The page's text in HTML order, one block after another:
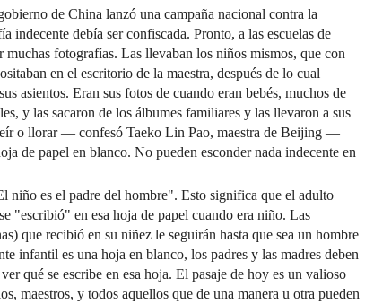
de China lanzó una campaña nacional contra la
indecente debía ser confiscada. Pronto, a las escuelas de
fotografías. Las llevaban los niños mismos, que con
en el escritorio de la maestra, después de lo cual
asientos. Eran sus fotos de cuando eran bebés, muchos de
y las sacaron de los álbumes familiares y las llevaron a sus
o llorar — confesó Taeko Lin Pao, maestra de Beijing —
de papel en blanco. No pueden esconder nada indecente en
niño es el padre del hombre". Esto significa que el adulto
"escribió" en esa hoja de papel cuando era niño. Las
que recibió en su niñez le seguirán hasta que sea un hombre
infantil es una hoja en blanco, los padres y las madres deben
qué se escribe en esa hoja. El pasaje de hoy es un valioso
maestros, y todos aquellos que de una manera u otra pueden